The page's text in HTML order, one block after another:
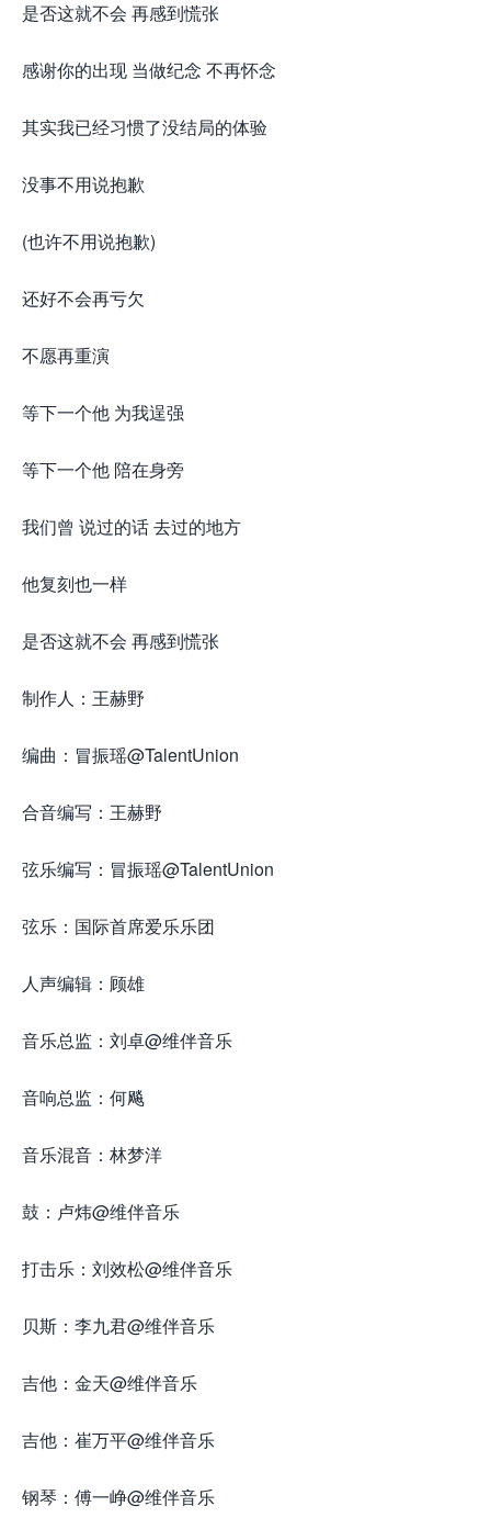
是否这就不会 再感到慌张
感谢你的出现 当做纪念 不再怀念
其实我已经习惯了没结局的体验
没事不用说抱歉
(也许不用说抱歉)
还好不会再亏欠
不愿再重演
等下一个他 为我逞强
等下一个他 陪在身旁
我们曾 说过的话 去过的地方
他复刻也一样
是否这就不会 再感到慌张
制作人：王赫野
编曲：冒振瑶@TalentUnion
合音编写：王赫野
弦乐编写：冒振瑶@TalentUnion
弦乐：国际首席爱乐乐团
人声编辑：顾雄
音乐总监：刘卓@维伴音乐
音响总监：何飚
音乐混音：林梦洋
鼓：卢炜@维伴音乐
打击乐：刘效松@维伴音乐
贝斯：李九君@维伴音乐
吉他：金天@维伴音乐
吉他：崔万平@维伴音乐
钢琴：傅一峥@维伴音乐